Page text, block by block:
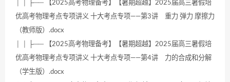
│ │ ├── 【2025高考物理备考】【暑期超越】2025届高三暑假培
优高考物理考点专项讲义 十大考点专项——第3讲 重力 弹力 摩擦力
（教师版）.docx
│ │ ├── 【2025高考物理备考】【暑期超越】2025届高三暑假培
优高考物理考点专项讲义 十大考点专项——第4讲 力的合成和分解
（学生版）.docx